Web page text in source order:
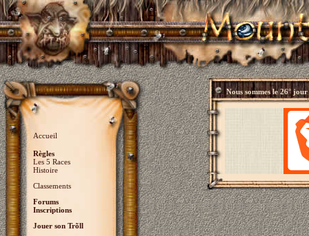
Accueil
Règles
Les 5 Races
Histoire
Classements
Forums
Inscriptions
Jouer son Trõll
Nous sommes le26° jour